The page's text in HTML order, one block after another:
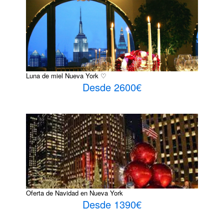
Luna de miel Nueva York ♡
Desde 2600€
Oferta de Navidad en Nueva York
Desde 1390€